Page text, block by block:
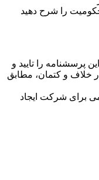
را شرح دهید
پرسشنامه را تایید و
خلاف و کتمان، مطابق
برای شرکت ایجاد